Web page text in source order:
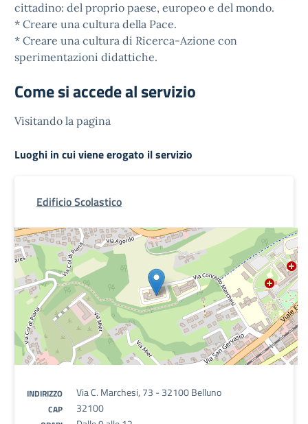
cittadino: del proprio paese, europeo e del mondo.
* Creare una cultura della Pace.
* Creare una cultura di Ricerca-Azione con
sperimentazioni didattiche.
Come si accede al servizio
Visitando la pagina
Luoghi in cui viene erogato il servizio
Edificio Scolastico
INDIRIZZO Via C. Marchesi, 73 - 32100 Belluno
CAP 32100